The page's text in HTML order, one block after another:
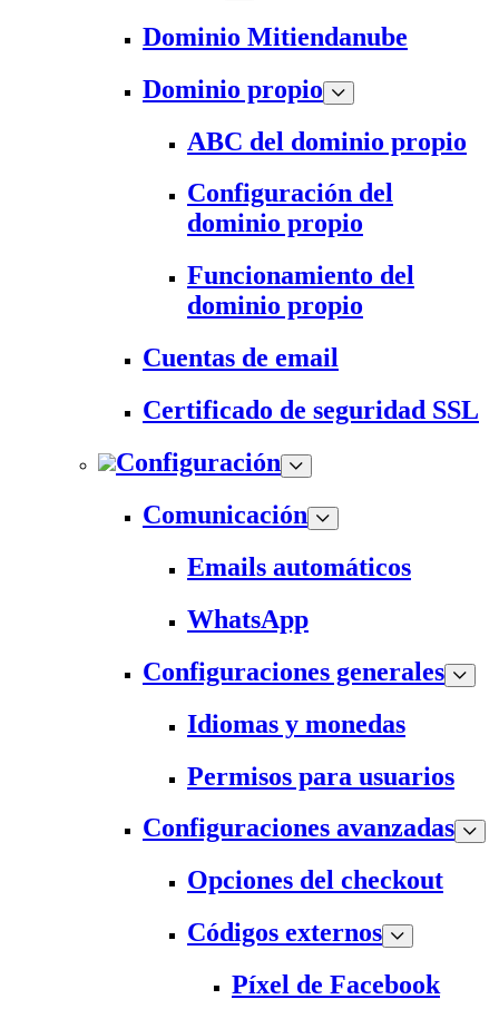
Dominio Mitiendanube
Dominio propio
ABC del dominio propio
Configuración del
dominio propio
Funcionamiento del
dominio propio
Cuentas de email
Certificado de seguridad SSL
Configuración
Comunicación
Emails automáticos
WhatsApp
Configuraciones generales
Idiomas y monedas
Permisos para usuarios
Configuraciones avanzadas
Opciones del checkout
Códigos externos
Píxel de Facebook